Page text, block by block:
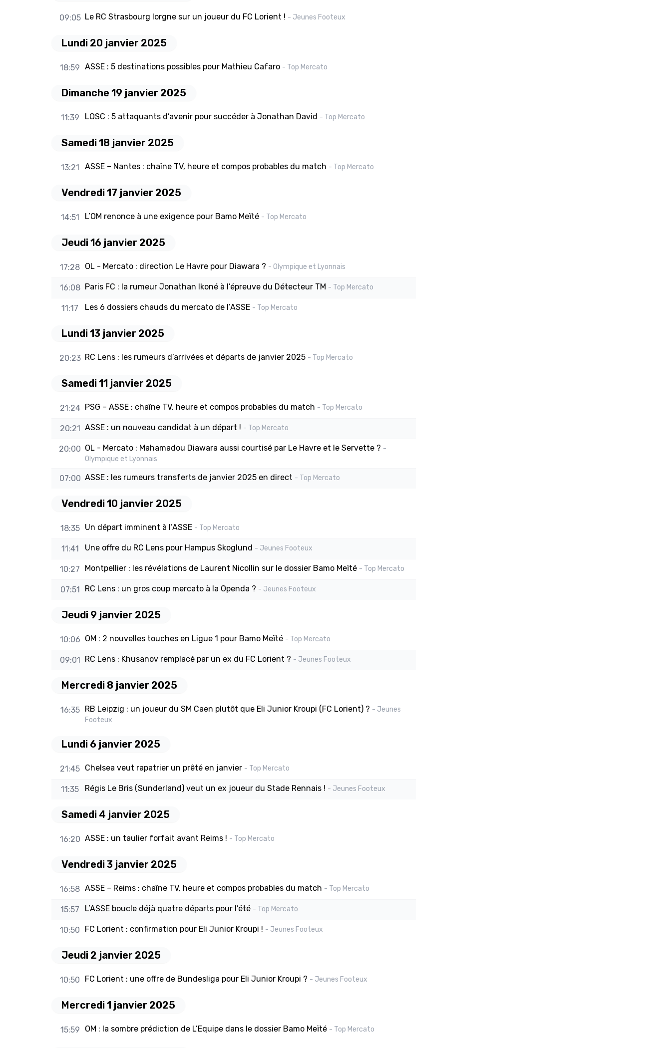
09:05 Le RC Strasbourg lorgne sur un joueur du FC Lorient ! - Jeunes Footeux
Lundi 20 janvier 2025
18:59 ASSE : 5 destinations possibles pour Mathieu Cafaro - Top Mercato
Dimanche 19 janvier 2025
11:39 LOSC : 5 attaquants d’avenir pour succéder à Jonathan David - Top Mercato
Samedi 18 janvier 2025
13:21 ASSE – Nantes : chaîne TV, heure et compos probables du match - Top Mercato
Vendredi 17 janvier 2025
14:51 L’OM renonce à une exigence pour Bamo Meïté - Top Mercato
Jeudi 16 janvier 2025
17:28 OL - Mercato : direction Le Havre pour Diawara ? - Olympique et Lyonnais
16:08 Paris FC : la rumeur Jonathan Ikoné à l’épreuve du Détecteur TM - Top Mercato
11:17 Les 6 dossiers chauds du mercato de l’ASSE - Top Mercato
Lundi 13 janvier 2025
20:23 RC Lens : les rumeurs d’arrivées et départs de janvier 2025 - Top Mercato
Samedi 11 janvier 2025
21:24 PSG – ASSE : chaîne TV, heure et compos probables du match - Top Mercato
20:21 ASSE : un nouveau candidat à un départ ! - Top Mercato
20:00 OL - Mercato : Mahamadou Diawara aussi courtisé par Le Havre et le Servette ? -
Olympique et Lyonnais
07:00 ASSE : les rumeurs transferts de janvier 2025 en direct - Top Mercato
Vendredi 10 janvier 2025
18:35 Un départ imminent à l’ASSE - Top Mercato
11:41 Une offre du RC Lens pour Hampus Skoglund - Jeunes Footeux
10:27 Montpellier : les révélations de Laurent Nicollin sur le dossier Bamo Meïté - Top Mercato
07:51 RC Lens : un gros coup mercato à la Openda ? - Jeunes Footeux
Jeudi 9 janvier 2025
10:06 OM : 2 nouvelles touches en Ligue 1 pour Bamo Meïté - Top Mercato
09:01 RC Lens : Khusanov remplacé par un ex du FC Lorient ? - Jeunes Footeux
Mercredi 8 janvier 2025
16:35 RB Leipzig : un joueur du SM Caen plutôt que Eli Junior Kroupi (FC Lorient) ? - Jeunes
Footeux
Lundi 6 janvier 2025
21:45 Chelsea veut rapatrier un prêté en janvier - Top Mercato
11:35 Régis Le Bris (Sunderland) veut un ex joueur du Stade Rennais ! - Jeunes Footeux
Samedi 4 janvier 2025
16:20 ASSE : un taulier forfait avant Reims ! - Top Mercato
Vendredi 3 janvier 2025
16:58 ASSE – Reims : chaîne TV, heure et compos probables du match - Top Mercato
15:57 L’ASSE boucle déjà quatre départs pour l’été - Top Mercato
10:50 FC Lorient : confirmation pour Eli Junior Kroupi ! - Jeunes Footeux
Jeudi 2 janvier 2025
10:50 FC Lorient : une offre de Bundesliga pour Eli Junior Kroupi ? - Jeunes Footeux
Mercredi 1 janvier 2025
15:59 OM : la sombre prédiction de L’Equipe dans le dossier Bamo Meïté - Top Mercato